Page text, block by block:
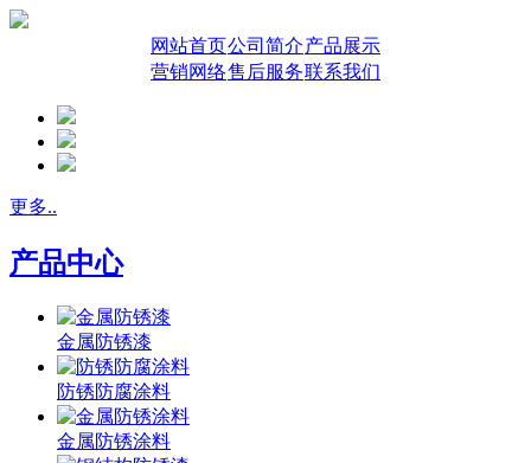
网站首页公司简介产品展示
营销网络售后服务联系我们
更多..
产品中心
金属防锈漆
防锈防腐涂料
金属防锈涂料